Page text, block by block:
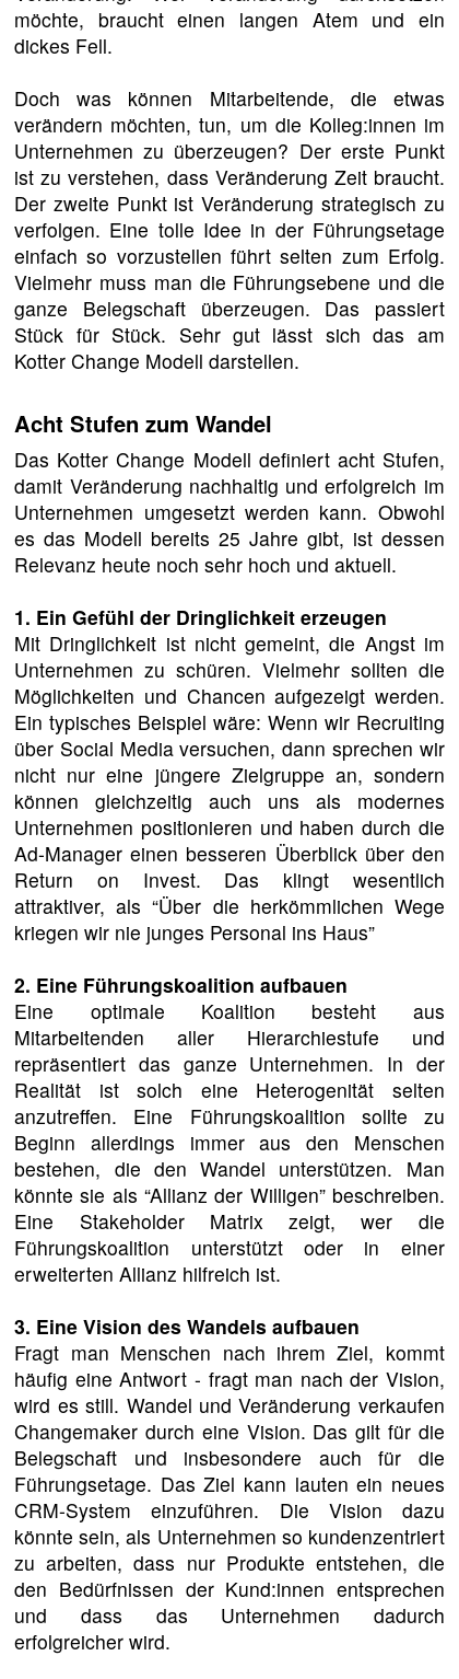
möchte, braucht einen langen Atem und ein
dickes Fell.
Doch was können Mitarbeitende, die etwas
verändern möchten, tun, um die Kolleg:innen im
Unternehmen zu überzeugen? Der erste Punkt
ist zu verstehen, dass Veränderung Zeit braucht.
Der zweite Punkt ist Veränderung strategisch zu
verfolgen. Eine tolle Idee in der Führungsetage
einfach so vorzustellen führt selten zum Erfolg.
Vielmehr muss man die Führungsebene und die
ganze Belegschaft überzeugen. Das passiert
Stück für Stück. Sehr gut lässt sich das am
Kotter Change Modell darstellen.
Acht Stufen zum Wandel
Das Kotter Change Modell definiert acht Stufen,
damit Veränderung nachhaltig und erfolgreich im
Unternehmen umgesetzt werden kann. Obwohl
es das Modell bereits 25 Jahre gibt, ist dessen
Relevanz heute noch sehr hoch und aktuell.
1. Ein Gefühl der Dringlichkeit erzeugen
Mit Dringlichkeit ist nicht gemeint, die Angst im
Unternehmen zu schüren. Vielmehr sollten die
Möglichkeiten und Chancen aufgezeigt werden.
Ein typisches Beispiel wäre: Wenn wir Recruiting
über Social Media versuchen, dann sprechen wir
nicht nur eine jüngere Zielgruppe an, sondern
können gleichzeitig auch uns als modernes
Unternehmen positionieren und haben durch die
Ad-Manager einen besseren Überblick über den
Return on Invest. Das klingt wesentlich
attraktiver, als “Über die herkömmlichen Wege
kriegen wir nie junges Personal ins Haus”
2. Eine Führungskoalition aufbauen
Eine optimale Koalition besteht aus
Mitarbeitenden aller Hierarchiestufe und
repräsentiert das ganze Unternehmen. In der
Realität ist solch eine Heterogenität selten
anzutreffen. Eine Führungskoalition sollte zu
Beginn allerdings immer aus den Menschen
bestehen, die den Wandel unterstützen. Man
könnte sie als “Allianz der Willigen” beschreiben.
Eine Stakeholder Matrix zeigt, wer die
Führungskoalition unterstützt oder in einer
erweiterten Allianz hilfreich ist.
3. Eine Vision des Wandels aufbauen
Fragt man Menschen nach ihrem Ziel, kommt
häufig eine Antwort - fragt man nach der Vision,
wird es still. Wandel und Veränderung verkaufen
Changemaker durch eine Vision. Das gilt für die
Belegschaft und insbesondere auch für die
Führungsetage. Das Ziel kann lauten ein neues
CRM-System einzuführen. Die Vision dazu
könnte sein, als Unternehmen so kundenzentriert
zu arbeiten, dass nur Produkte entstehen, die
den Bedürfnissen der Kund:innen entsprechen
und dass das Unternehmen dadurch
erfolgreicher wird.